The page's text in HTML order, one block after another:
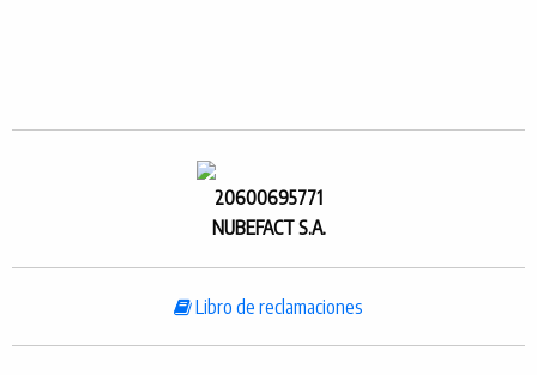
20600695771
NUBEFACT S.A.
Libro de reclamaciones